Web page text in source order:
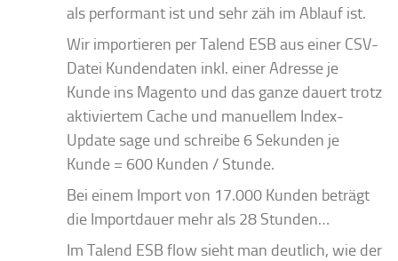
als performant ist und sehr zäh im Ablauf ist.
Wir importieren per Talend ESB aus einer CSV-
Datei Kundendaten inkl. einer Adresse je
Kunde ins Magento und das ganze dauert trotz
aktiviertem Cache und manuellem Index-
Update sage und schreibe 6 Sekunden je
Kunde = 600 Kunden / Stunde.
Bei einem Import von 17.000 Kunden beträgt
die Importdauer mehr als 28 Stunden…
Im Talend ESB flow sieht man deutlich, wie der